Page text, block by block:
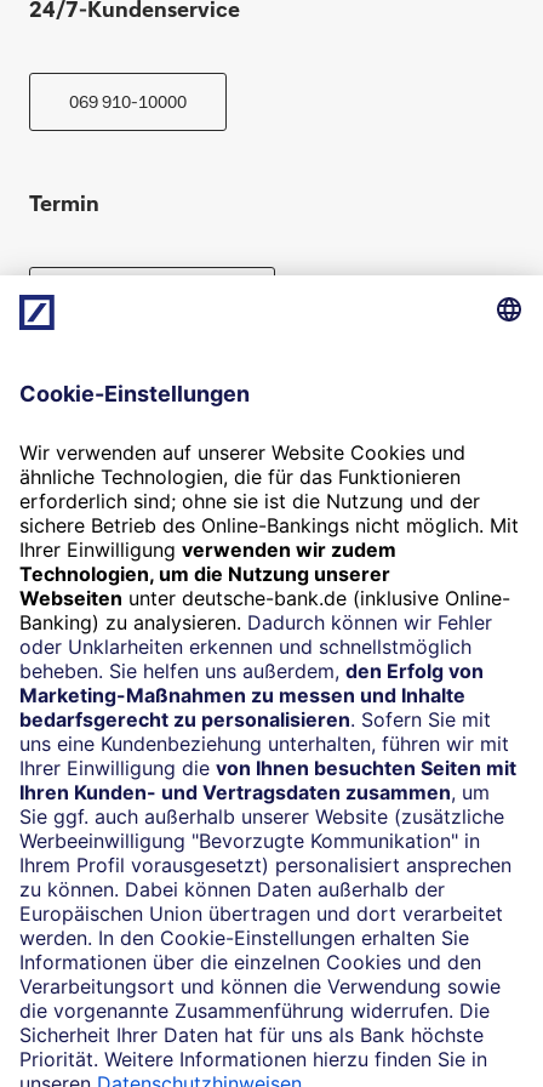
24/7-Kundenservice
069 910-10000
Termin
Folgen Sie uns
Widerruf
Vertrag widerrufen
Impressum
Konditionen und Preise
Rechtliche Hinweise
Datenschutz
Barrierefreiheit
Cookie-Einstellungen
Sicherheit und Technik